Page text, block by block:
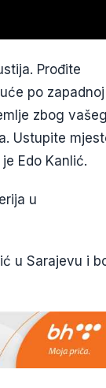
Prođite
po zapadnoj
zbog vašeg
Ustupite
Edo Kanlić.
u
u Sarajevu i